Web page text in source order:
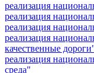
реализация
реализация
реализация
реализация
качественные
реализация
среда"